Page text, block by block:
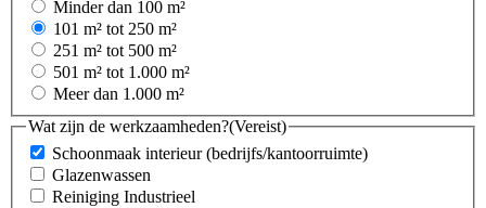
Minder dan 100 m²
101 m² tot 250 m²
251 m² tot 500 m²
501 m² tot 1.000 m²
Meer dan 1.000 m²
Wat zijn de werkzaamheden?(Vereist)
Schoonmaak interieur (bedrijfs/kantoorruimte)
Glazenwassen
Reiniging Industrieel